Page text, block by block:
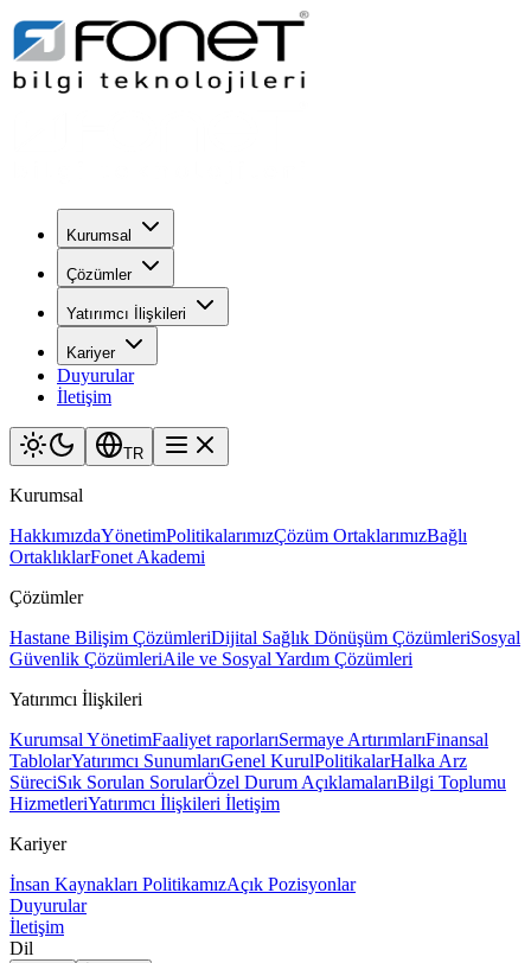
Kurumsal
Çözümler
Yatırımcı İlişkileri
Kariyer
Duyurular
İletişim
TR
Kurumsal
HakkımızdaYönetimPolitikalarımızÇözüm OrtaklarımızBağlı
OrtaklıklarFonet Akademi
Çözümler
Hastane Bilişim ÇözümleriDijital Sağlık Dönüşüm ÇözümleriSosyal
Güvenlik ÇözümleriAile ve Sosyal Yardım Çözümleri
Yatırımcı İlişkileri
Kurumsal YönetimFaaliyet raporlarıSermaye ArtırımlarıFinansal
TablolarYatırımcı SunumlarıGenel KurulPolitikalarHalka Arz
SüreciSık Sorulan SorularÖzel Durum AçıklamalarıBilgi Toplumu
HizmetleriYatırımcı İlişkileri İletişim
Kariyer
İnsan Kaynakları PolitikamızAçık Pozisyonlar
Duyurular
İletişim
Dil